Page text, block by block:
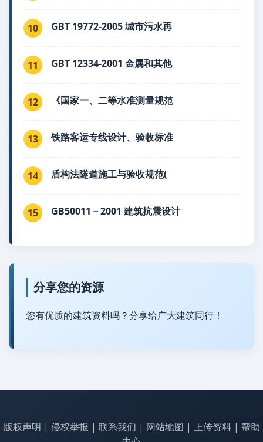
10 GBT 19772-2005 城市污水再
11 GBT 12334-2001 金属和其他
12 《国家一、二等水准测量规范
13 铁路客运专线设计、验收标准
14 盾构法隧道施工与验收规范(
15 GB50011－2001 建筑抗震设计
分享您的资源
您有优质的建筑资料吗？分享给广大建筑同行！
版权声明 | 侵权举报 | 联系我们 | 网站地图 | 上传资料| 帮助